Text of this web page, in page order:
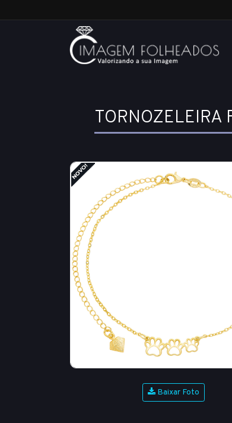
TORNOZELEIRA
Baixar Foto